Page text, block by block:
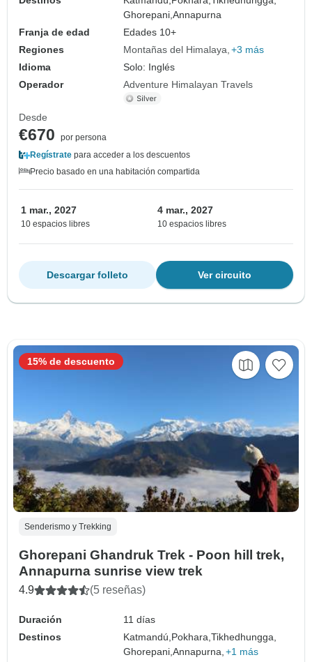
Ghorepani,Annapurna
Franja de edad
Edades 10+
Regiones
Montañas del Himalaya +3 más
Idioma
Solo: Inglés
Operador
Adventure Himalayan Travels
Desde
€670
por persona
Regístrate para acceder a los descuentos
Precio basado en una habitación compartida
1 mar., 2027
10 espacios libres
4 mar., 2027
10 espacios libres
Ver circuito
Descargar folleto
Senderismo y Trekking
Ghorepani Ghandruk Trek - Poon hill trek,
Annapurna sunrise view trek
4.9 (5 reseñas)
Duración
11 días
Destinos
Katmandú, Pokhara,Tikhedhungga,
Ghorepani,Annapurna, +1 más
15% de descuento